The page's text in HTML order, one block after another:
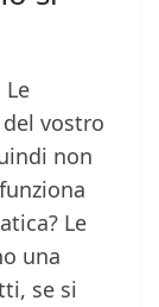
vostro
non
Le
una
se si